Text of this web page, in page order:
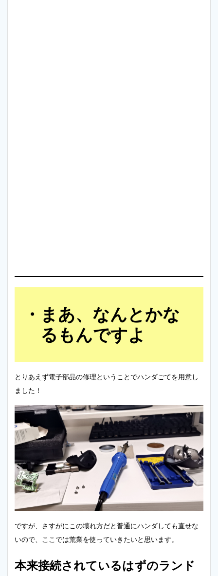
まあ、なんとかな
るもんですよ
とりあえず電子部品の修理ということでハンダごてを用意し
ました！
ですが、さすがにこの壊れ方だと普通にハンダしても直せな
いので、ここでは荒業を使っていきたいと思います。
本来接続されているはずのランド